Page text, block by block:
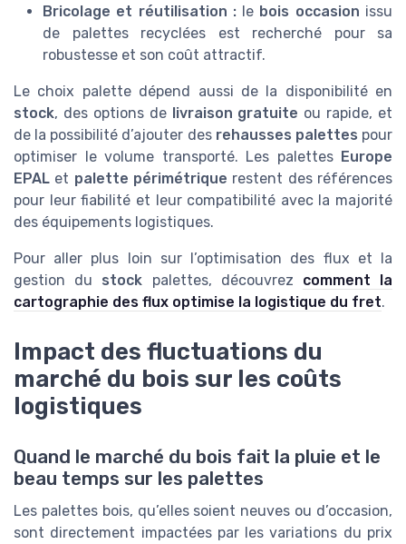
Bricolage et réutilisation :le bois occasion issu
de palettes recyclées est recherché pour sa
robustesse et son coût attractif.
Le choix palette dépend aussi de la disponibilité en
stock, des options de livraison gratuite ou rapide, et
de la possibilité d’ajouter des rehausses palettes pour
optimiser le volume transporté. Les palettes Europe
EPAL et palette périmétrique restent des références
pour leur fiabilité et leur compatibilité avec la majorité
des équipements logistiques.
Pour aller plus loin sur l’optimisation des flux et la
gestion du stock palettes, découvrez comment la
cartographie des flux optimise la logistique du fret.
Impact des fluctuations du
marché du bois sur les coûts
logistiques
Quand le marché du bois fait la pluie et le
beau temps sur les palettes
Les palettes bois, qu’elles soient neuves ou d’occasion,
sont directement impactées par les variations du prix